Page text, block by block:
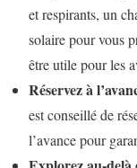
et respirants, un
solaire pour vous
être utile pour les
Réservez à
est conseillé de
l’avance pour